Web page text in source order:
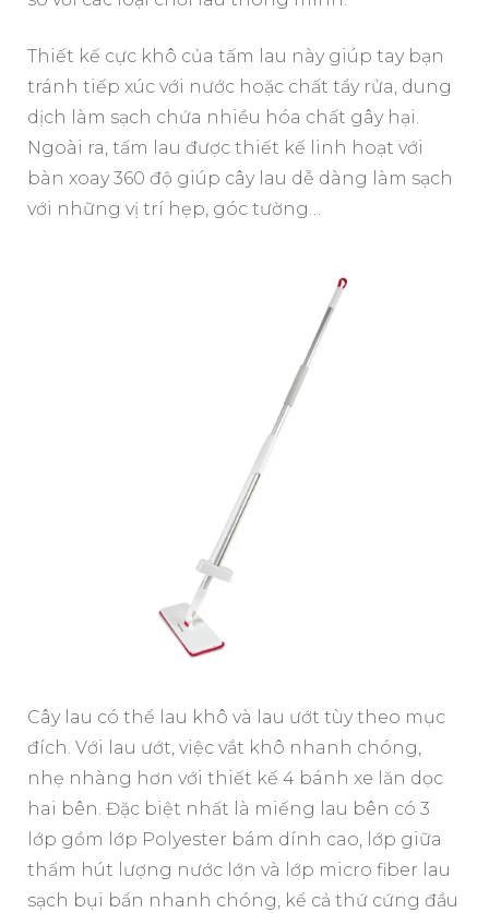
Thiết kế cực khô của tấm lau này giúp tay bạn
tránh tiếp xúc với nước hoặc chất tẩy rửa, dung
dịch làm sạch chứa nhiều hóa chất gây hại.
Ngoài ra, tấm lau được thiết kế linh hoạt với
bàn xoay 360 độ giúp cây lau dễ dàng làm sạch
với những vị trí hẹp, góc tường…
Cây lau có thể lau khô và lau ướt tùy theo mục
đích. Với lau ướt, việc vắt khô nhanh chóng,
nhẹ nhàng hơn với thiết kế 4 bánh xe lăn dọc
hai bên. Đặc biệt nhất là miếng lau bên có 3
lớp gồm lớp Polyester bám dính cao, lớp giữa
thấm hút lượng nước lớn và lớp micro fiber lau
sạch bụi bẩn nhanh chóng, kể cả thứ cứng đầu